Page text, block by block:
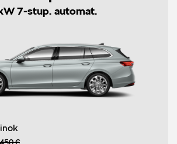
7-stup. automat.